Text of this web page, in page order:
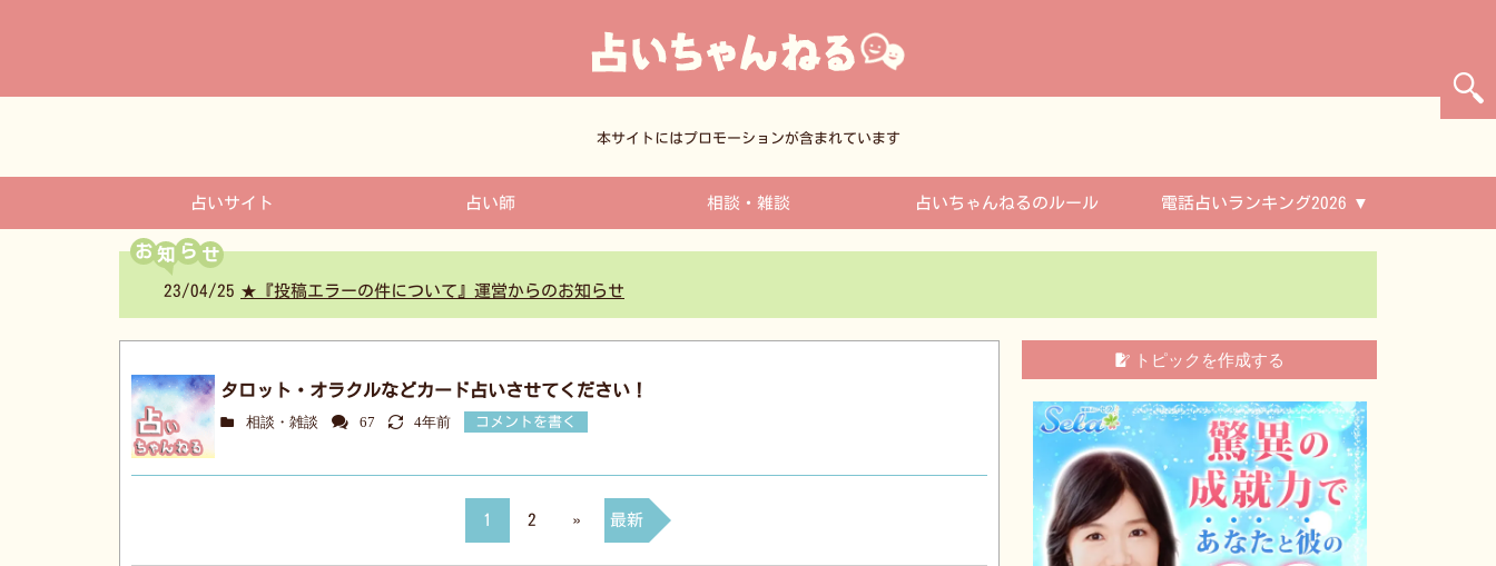
本サイトにはプロモーションが含まれています
占いサイト 占い師 相談・雑談 占いちゃんねるのルール 電話占いランキング2026
お ら
23/04/25 ★『投稿エラーの件について』運営からのお知らせ
タロット・オラクルなどカード占いさせてください！
相談・雑談 67 4年前 コメントを書く
1 2 » 最新
トピックを作成する